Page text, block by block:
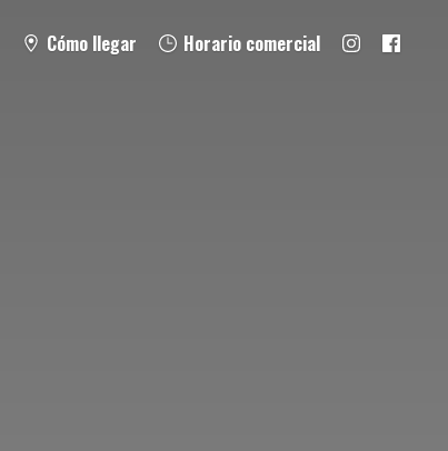
Cómo llegar Horario comercial